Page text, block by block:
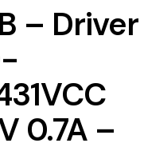
– Driver
0.7A –